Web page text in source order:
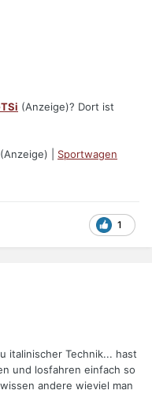
(Anzeige)? Dort ist
(Anzeige) | Sportwagen
1
italinischer Technik... hast
und losfahren einfach so
andere wieviel man